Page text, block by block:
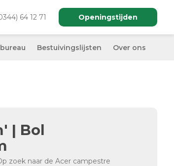
64 12 71 Openingstijden
Bestuivingslijsten Over ons
| Bol
zoek naar de Acer campestre